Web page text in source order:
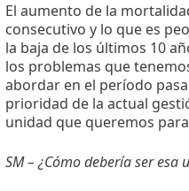
El aumento de la
consecutivo y lo que es
la baja de los últimos 10
los problemas que
abordar en el período
prioridad de la actual
unidad que queremos
SM – ¿Cómo debería ser esa